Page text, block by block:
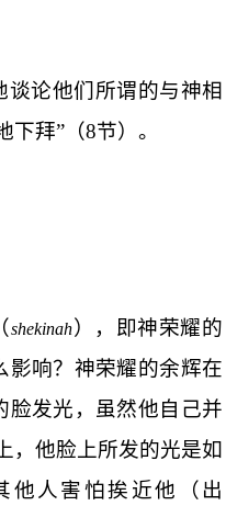
谈论他们所谓的与神相
下拜”（8节）。
shekinah）
，即神荣耀的
影响？神荣耀的余辉在
脸发光，虽然他自己并
，他脸上所发的光是如
他人害怕挨近他（出